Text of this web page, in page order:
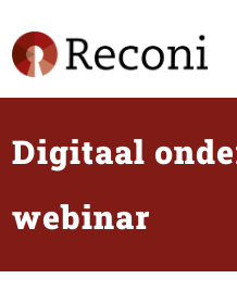
Digitaal
webinar